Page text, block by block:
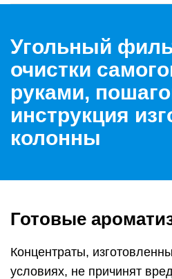
Угольный
очистки
руками,
инструкция
колонны
Готовые
Концентраты,
условиях, не причинят